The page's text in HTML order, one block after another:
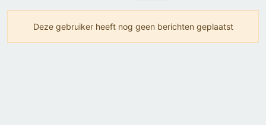
Deze gebruiker heeft nog geen berichten geplaatst